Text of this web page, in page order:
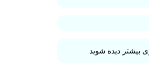
بیشتر دیده شوید